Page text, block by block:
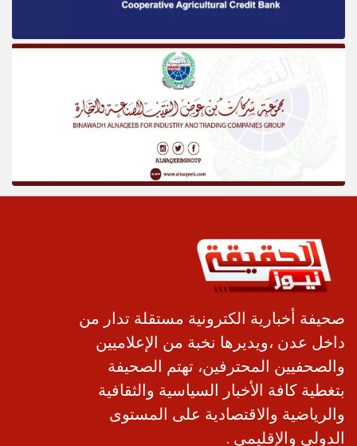
صحيفة أخبارية الكترونية مستقلة تدار من
داخل عدن ،ويديرها نخبة من الإعلاميين
والصحفيين المحترفين، تهتم الصحيفة
بتغطية كافة الأخبار السياسية والثقافية
والرياضية والاقتصادية على المستوى
الدولي والإقليمي .